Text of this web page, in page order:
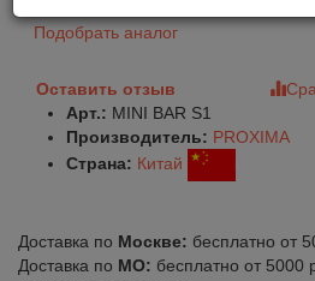
Подобрать аналог
Оставить отзыв
Арт.: MINI BAR S1
Производитель: PROXIMA
Страна: Китай
Доставка по Москве: бесплатно от
Доставка по МО: бесплатно от 5000